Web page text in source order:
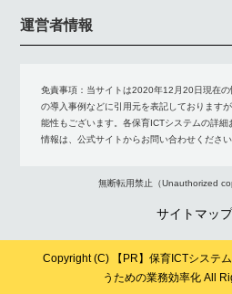
運営者情報
免責事項： 当サイトは2020年12月20日現在
の導入事例などに引用元を表記しております
能性もございます。各保育ICTシステムの詳
情報は、公式サイトからお問い合わせください
無断転用禁止（Unauthorized
サイトマップ
Copyright (C)
保育ICTシステ
うための業務効率化All